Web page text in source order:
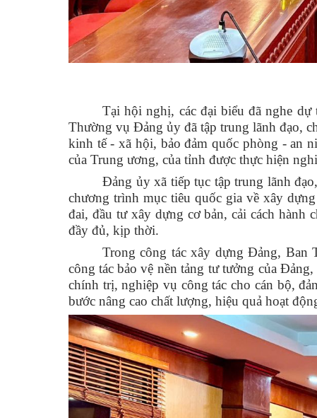
Tại hội nghị, các đại biểu đã nghe
Thường vụ Đảng ủy đã tập trung lãnh đạo,
kinh tế - xã hội, bảo đảmquốc phòng - an
của Trung ương, của tỉnh được thực hiện
Đảng ủy xã tiếp tục tập trung lãnh đạo,
chương trình mục tiêu quốc gia về xây
đai, đầu tư xây dựng cơ bản, cải cách hành
đầy đủ, kịp thời.
Trong công tác xây dựng Đảng, Ban
công tác bảo vệ nền tảng tư tưởng của Đảng,
chính trị, nghiệp vụ công tác cho cán bộ,
bước nâng cao chất lượng, hiệu quả hoạt